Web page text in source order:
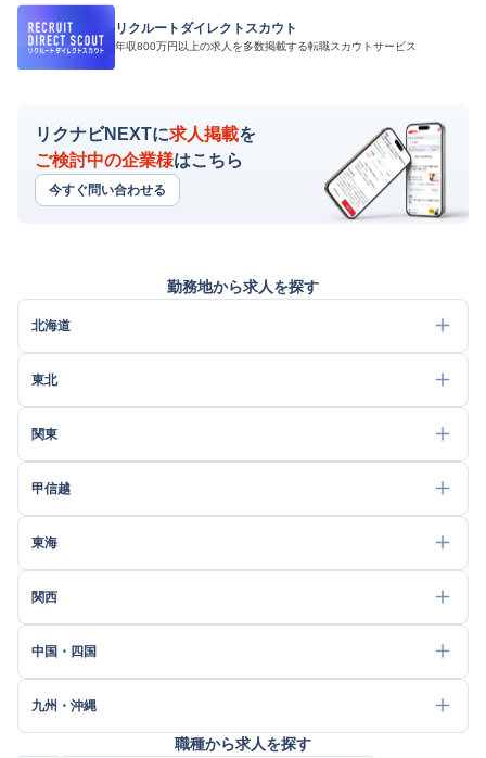
リクルートダイレクトスカウト
年収800万円以上の求人を多数掲載する転職スカウトサービス
リクナビNEXTに求人掲載を
ご検討中の企業様はこちら
今すぐ問い合わせる
勤務地から求人を探す
北海道
東北
関東
甲信越
東海
関西
中国・四国
九州・沖縄
職種から求人を探す